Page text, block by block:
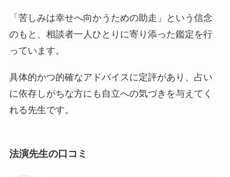
「苦しみは幸せへ向かうための助走」という信念
のもと、相談者一人ひとりに寄り添った鑑定を行
っています。
具体的かつ的確なアドバイスに定評があり、占い
に依存しがちな方にも自立への気づきを与えてく
れる先生です。
法演先生の口コミ